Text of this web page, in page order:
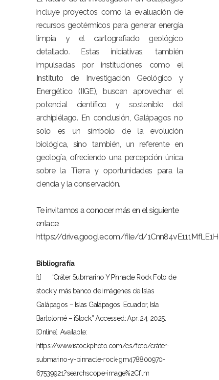
incluye proyectos como la evaluación de
recursos geotérmicos para generar energía
limpia y el cartografiado geológico
detallado. Estas iniciativas, también
impulsadas por instituciones como el
Instituto de Investigación Geológico y
Energético (IIGE), buscan aprovechar el
potencial científico y sostenible del
archipiélago. En conclusión, Galápagos no
solo es un símbolo de la evolución
biológica, sino también, un referente en
geología, ofreciendo una percepción única
sobre la Tierra y oportunidades para la
ciencia y la conservación.
Te invitamos a conocer más en el siguiente
enlace:
https://drive.google.com/file/d/
Bibliografía
[1] “Cráter Submarino Y Pinnacle Rock Foto de
stock y más banco de imágenes de Islas
Galápagos – Islas Galápagos, Ecuador, Isla
Bartolomé – iStock.” Accessed: Apr. 24, 2025.
[Online]. Available:
https://www.istockphoto.com/es/foto/cráter-
submarino-y-pinnacle-rock-gm478800970-
67539921?searchscope=image%2Cfilm